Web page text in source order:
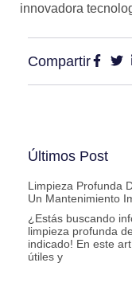
innovadora
Compartir
Últimos Post
Limpieza Profunda
Un Mantenimiento
¿Estás buscando
limpieza profunda
indicado! En este
útiles y